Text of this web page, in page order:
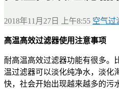
2018年11月27日 上午8:55 空气过
高温高效过滤器使用注意事项
耐高温高效过滤器功能有很多。
温过滤器可以淡化纯净水，淡化
快，社会开始出现越来越多的污